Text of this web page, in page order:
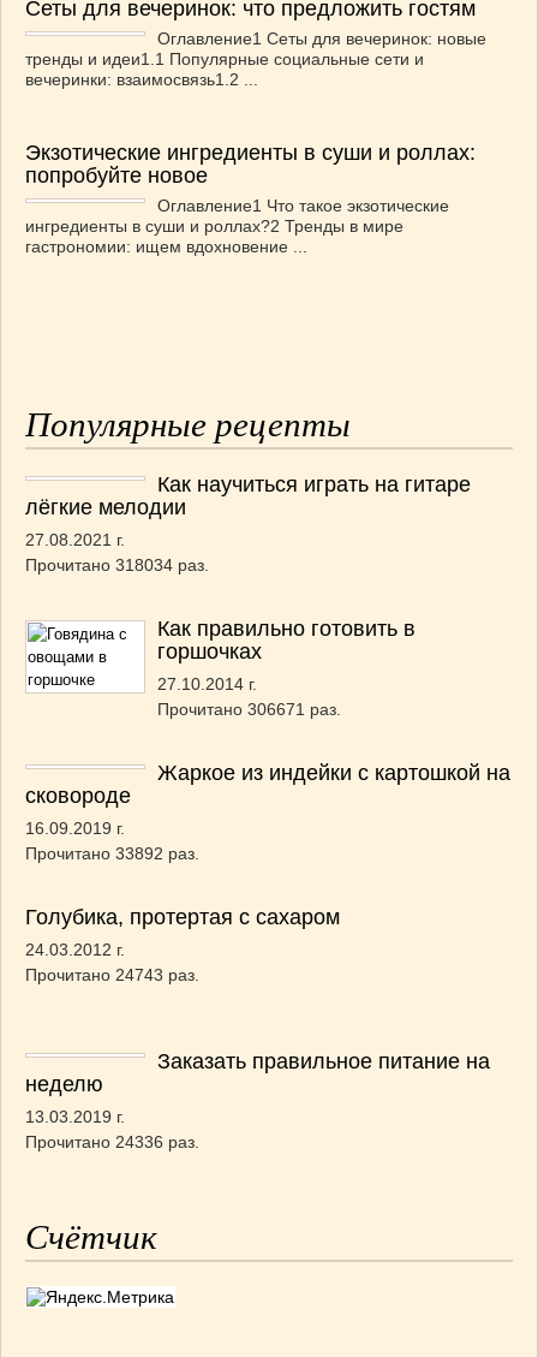
Сеты для вечеринок: что предложить гостям
Оглавление1 Сеты для вечеринок: новые
тренды и идеи1.1 Популярные социальные сети и
вечеринки: взаимосвязь1.2 ...
Экзотические ингредиенты в суши и роллах:
попробуйте новое
Оглавление1 Что такое экзотические
ингредиенты в суши и роллах?2 Тренды в мире
гастрономии: ищем вдохновение ...
Популярные рецепты
Как научиться играть на гитаре
лёгкие мелодии
27.08.2021 г.
Прочитано 318034 раз.
Как правильно готовить в
горшочках
27.10.2014 г.
Прочитано 306671 раз.
Жаркое из индейки с картошкой на
сковороде
16.09.2019 г.
Прочитано 33892 раз.
Голубика, протертая с сахаром
24.03.2012 г.
Прочитано 24743 раз.
Заказать правильное питание на
неделю
13.03.2019 г.
Прочитано 24336 раз.
Счётчик